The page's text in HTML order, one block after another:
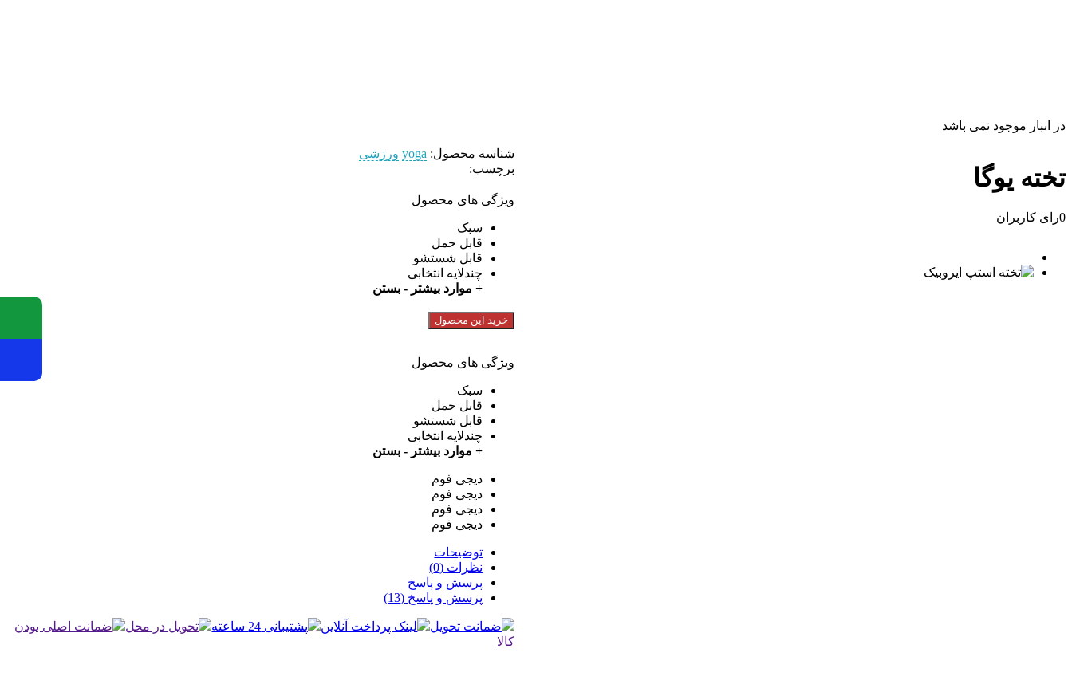
در انبار موجود نمی باشد
تخته یوگا
0رای کاربران
شناسه محصول: yoga ورزشی
برچسب:
ویژگی های محصول
سبک
قابل حمل
قابل شستشو
چندلایه انتخابی
+ موارد بیشتر - بستن
خرید این محصول
ویژگی های محصول
سبک
قابل حمل
قابل شستشو
چندلایه انتخابی
+ موارد بیشتر - بستن
دیجی فوم
دیجی فوم
دیجی فوم
دیجی فوم
توضیحات
نظرات (0)
پرسش و پاسخ
پرسش و پاسخ (13)
ضمانت تحویل لینک پرداخت آنلاین پشتیبانی 24 ساعته تحویل در محل
ضمانت اصلی بودن
کالا